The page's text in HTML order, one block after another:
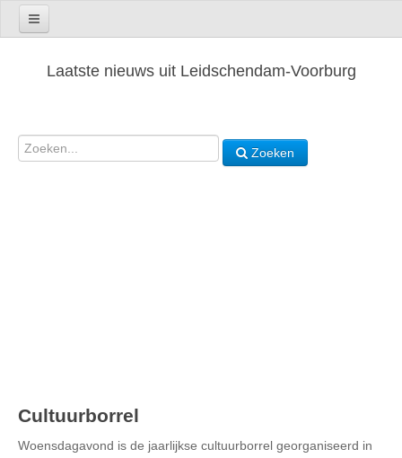
Laatste nieuws uit Leidschendam-Voorburg
Zoeken
Cultuurborrel
Woensdagavond is de jaarlijkse cultuurborrel georganiseerd in